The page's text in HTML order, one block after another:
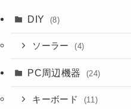
DIY (8)
ソーラー (4)
PC周辺機器 (24)
キーボード (11)